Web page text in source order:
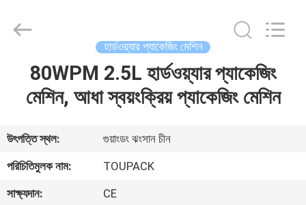
আমাদের
সম্পর্কে
হার্ডওয়্যার প্যাকেজিং মেশিন
80WPM 2.5L হার্ডওয়্যার প্যাকেজিং
মেশিন, আধা স্বয়ংক্রিয় প্যাকেজিং মেশিন
উৎপত্তি স্থল:
গুয়াংডং ঝংসান চীন
পরিচিতিমুলক নাম:
TOUPACK
সাক্ষ্যদান:
CE